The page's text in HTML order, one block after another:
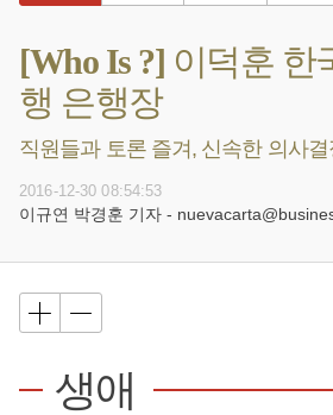
[Who Is ?] 이덕훈 한
행 은행장
직원들과 토론 즐겨, 신속한 의사결
2016-12-30 08:54:53
이규연 박경훈 기자 -
생애